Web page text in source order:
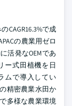
CAGR16.3%で成
の農業用ゼロ
活発なOEMであ
ー式田植機を日
ムで導入してい
精密農業水田か
多様な農業環境